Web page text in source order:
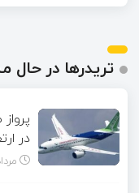
تریدرها در
در
مرداد ۱۵,